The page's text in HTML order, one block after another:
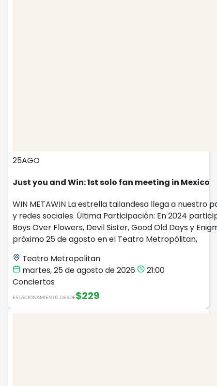
25AGO
Just you and Win: 1st solo fan meeting in Mexico
WIN METAWIN La estrella tailandesa llega a nuestro
y redes sociales. Última Participación: En 2024
Boys Over Flowers, Devil Sister, Good Old Days y
próximo 25 de agosto en el Teatro Metropólitan,
Teatro Metropolitan
martes, 25 de agosto de 2026
21:00
Conciertos
ESTACIONAMIENTO DESDE$229